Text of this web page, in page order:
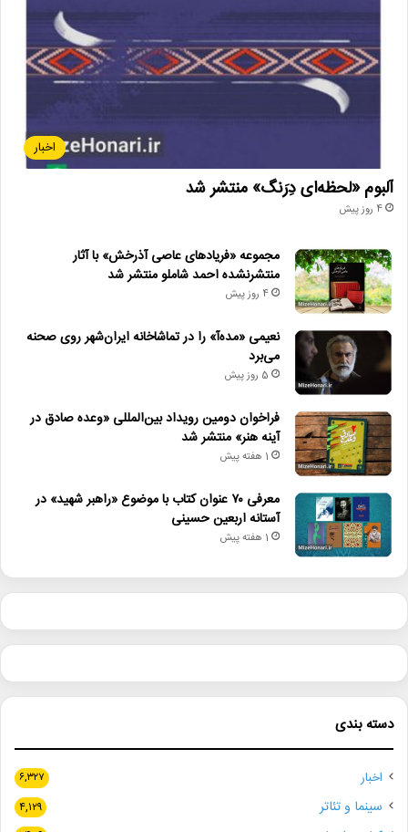
اخبار
آلبوم «لحظه‌ای دِرَنگ» منتشر شد
4 روز پیش
مجموعه «فریادهای عاصی آذرخش» با آثار
منتشرنشده احمد شاملو منتشر شد
4 روز پیش
نعیمی «مده‌آ» را در تماشاخانه ایران‌شهر روی صحنه
می‌برد
5 روز پیش
فراخوان دومین رویداد بین‌المللی «وعده صادق در
آینه هنر» منتشر شد
1 هفته پیش
معرفی ۷۰ عنوان کتاب با موضوع «راهبر شهید» در
آستانه اربعین حسینی
1 هفته پیش
دسته بندی
اخبار ۶,۳۲۷
سینما و تئاتر ۴,۱۲۹